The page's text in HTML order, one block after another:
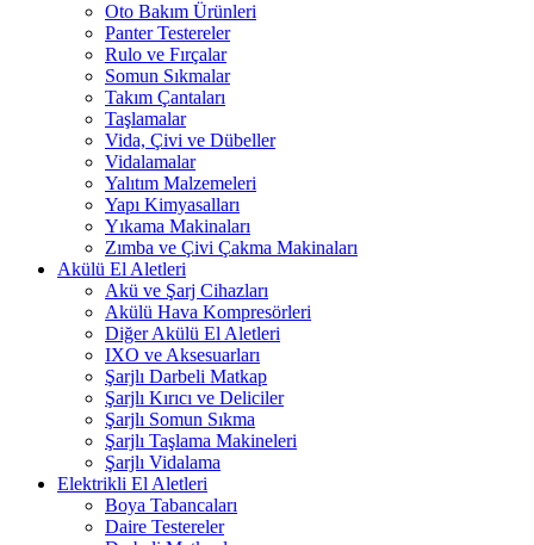
Oto Bakım Ürünleri
Panter Testereler
Rulo ve Fırçalar
Somun Sıkmalar
Takım Çantaları
Taşlamalar
Vida, Çivi ve Dübeller
Vidalamalar
Yalıtım Malzemeleri
Yapı Kimyasalları
Yıkama Makinaları
Zımba ve Çivi Çakma Makinaları
Akülü El Aletleri
Akü ve Şarj Cihazları
Akülü Hava Kompresörleri
Diğer Akülü El Aletleri
IXO ve Aksesuarları
Şarjlı Darbeli Matkap
Şarjlı Kırıcı ve Deliciler
Şarjlı Somun Sıkma
Şarjlı Taşlama Makineleri
Şarjlı Vidalama
Elektrikli El Aletleri
Boya Tabancaları
Daire Testereler